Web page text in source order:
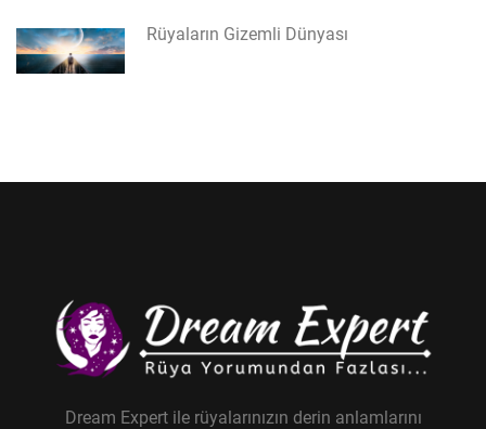
Rüyaların Gizemli Dünyası
Dream Expert ile rüyalarınızın derin anlamlarını